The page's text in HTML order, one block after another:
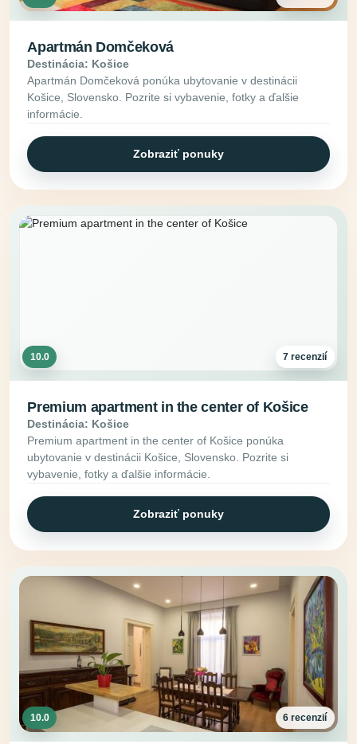
Apartmán Domčeková
Destinácia: Košice
Apartmán Domčeková ponúka ubytovanie v destinácii
Košice, Slovensko. Pozrite si vybavenie, fotky a ďalšie
informácie.
Zobraziť ponuky
10.0 7 recenzií
Premium apartment in the center of Košice
Destinácia: Košice
Premium apartment in the center of Košice ponúka
ubytovanie v destinácii Košice, Slovensko. Pozrite si
vybavenie, fotky a ďalšie informácie.
Zobraziť ponuky
10.0 6 recenzií